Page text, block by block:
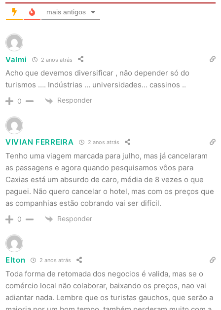
mais antigos
Valmi 2 anos atrás
Acho que devemos diversificar , não depender só do
turismos …. Indústrias … universidades… cassinos ..
0 Responder
VIVIAN FERREIRA 2 anos atrás
Tenho uma viagem marcada para julho, mas já cancelaram
as passagens e agora quando pesquisamos vôos para
Caxias está um absurdo de caro, média de 8 vezes o que
paguei. Não quero cancelar o hotel, mas com os preços que
as companhias estão cobrando vai ser difícil.
0 Responder
Elton 2 anos atrás
Toda forma de retomada dos negocios é valida, mas se o
comércio local não colaborar, baixando os preços, nao vai
adiantar nada. Lembre que os turistas gauchos, que serão a